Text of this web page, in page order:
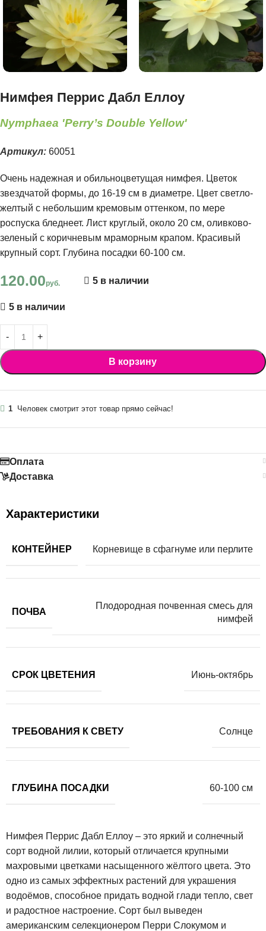
Нимфея Перрис Дабл Еллоу
Nymphaea 'Perry’s Double Yellow'
Артикул: 60051
Очень надежная и обильноцветущая нимфея. Цветок
звездчатой формы, до 16-19 см в диаметре. Цвет светло-
желтый с небольшим кремовым оттенком, по мере
роспуска бледнеет. Лист круглый, около 20 см, оливково-
зеленый с коричневым мраморным крапом. Красивый
крупный сорт. Глубина посадки 60-100 см.
120.00руб. 5 в наличии
5 в наличии
В корзину
1 Человек смотрит этот товар прямо сейчас!
Оплата
Доставка
Характеристики
КОНТЕЙНЕР Корневище в сфагнуме или перлите
ПОЧВА
Плодородная почвенная смесь для
нимфей
СРОК ЦВЕТЕНИЯ Июнь-октябрь
ТРЕБОВАНИЯ К СВЕТУ Солнце
ГЛУБИНА ПОСАДКИ 60-100 см
Нимфея Перрис Дабл Еллоу – это яркий и солнечный
сорт водной лилии, который отличается крупными
махровыми цветками насыщенного жёлтого цвета. Это
одно из самых эффектных растений для украшения
водоёмов, способное придать водной глади тепло, свет
и радостное настроение. Сорт был выведен
американским селекционером Перри Слокумом и